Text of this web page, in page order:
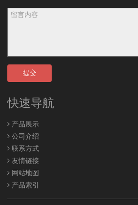
提交
快速导航
产品展示
公司介绍
联系方式
友情链接
网站地图
产品索引